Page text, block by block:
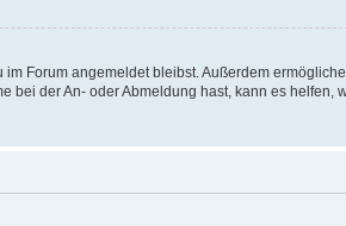
Forum angemeldet bleibst. Außerdem
bei der An- oder Abmeldung hast, kann es helfen,